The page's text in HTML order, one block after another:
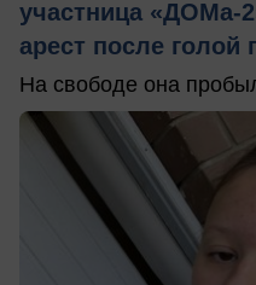
участница «ДОМа-
арест после голой
На свободе она